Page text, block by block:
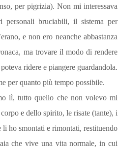
per pigrizia). Non mi interessava
personali bruciabili, il sistema per
e non ero neanche abbastanza
ma trovare il modo di rendere
ridere e piangere guardandola.
per quanto più tempo possibile.
lì, tutto quello che non volevo mi
e dello spirito, le risate (tante), i
ho smontati e rimontati, restituendo
che vive una vita normale, in cui